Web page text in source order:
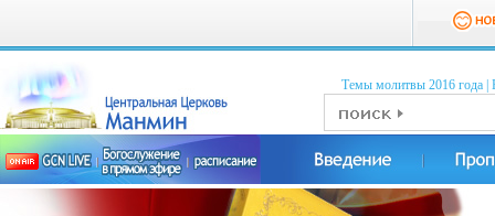
Темы молитвы 2016 годa